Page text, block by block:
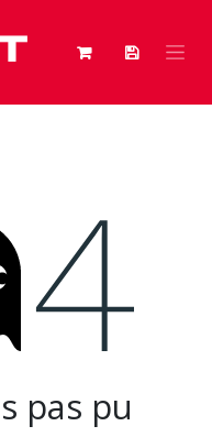
pas pu